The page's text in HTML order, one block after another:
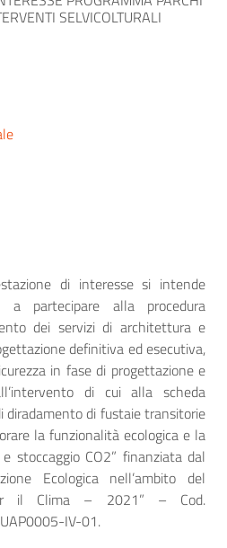
di interesse si intende
a partecipare alla procedura
dei servizi di architettura e
definitiva ed esecutiva,
in fase di progettazione e
di cui alla scheda
diradamento di fustaie transitorie
la funzionalità ecologica e la
stoccaggio CO2” finanziata dal
Ecologica nell’ambito del
il Clima – 2021” – Cod.
IV-01.